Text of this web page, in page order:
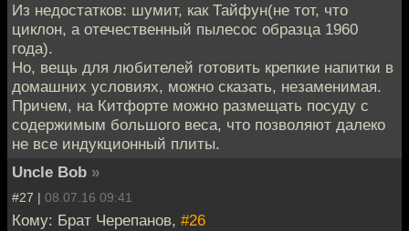
Из недостатков: шумит, как Тайфун(не тот, что
циклон, а отечественный пылесос образца 1960
года).
Но, вещь для любителей готовить крепкие напитки в
домашних условиях, можно сказать, незаменимая.
Причем, на Китфорте можно размещать посуду с
содержимым большого веса, что позволяют далеко
не все индукционный плиты.
Uncle Bob »
#27 | 08.07.16 09:41
Кому: Брат Черепанов, #26